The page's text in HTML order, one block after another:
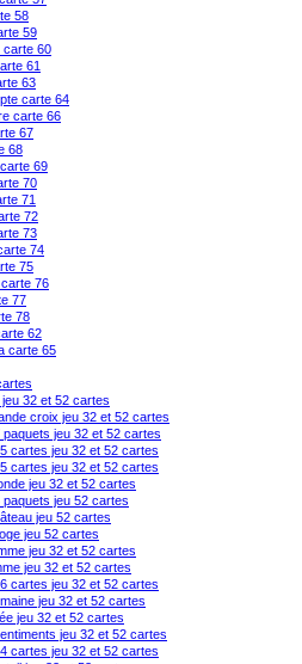
58
59
carte 60
61
63
carte 64
carte 66
67
68
69
70
71
72
73
74
75
76
77
78
62
carte 65
jeu 32 et 52 cartes
croix jeu 32 et 52 cartes
paquets jeu 32 et 52 cartes
cartes jeu 32 et 52 cartes
cartes jeu 32 et 52 cartes
jeu 32 et 52 cartes
paquets jeu 52 cartes
jeu 52 cartes
jeu 52 cartes
jeu 32 et 52 cartes
jeu 32 et 52 cartes
cartes jeu 32 et 52 cartes
jeu 32 et 52 cartes
jeu 32 et 52 cartes
jeu 32 et 52 cartes
cartes jeu 32 et 52 cartes